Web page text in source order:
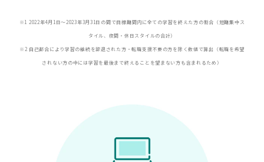
※1 2022年4月1日〜2023年3月31日の間で目標期間内に全ての学習を終えた方の割合（短期集中ス
タイル、夜間・休日スタイルの合計）
※2 自己都合により学習の継続を辞退された方・転職支援不要の方を除く数値で算出（転職を希望
されない方の中には学習を最後まで終えることを望まない方も含まれるため）